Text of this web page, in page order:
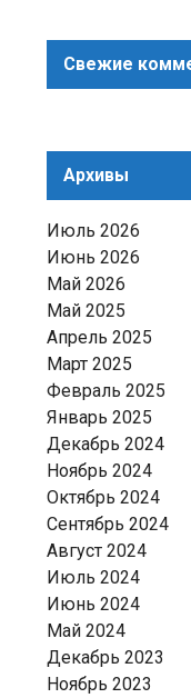
Свежие
Архивы
Июль 2026
Июнь 2026
Май 2026
Май 2025
Апрель 2025
Март 2025
Февраль 2025
Январь 2025
Декабрь 2024
Ноябрь 2024
Октябрь 2024
Сентябрь 2024
Август 2024
Июль 2024
Июнь 2024
Май 2024
Декабрь 2023
Ноябрь 2023